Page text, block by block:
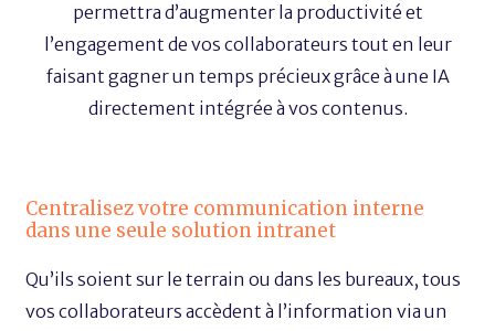
permettra d’augmenter la productivité et
l’engagement de vos collaborateurs tout en leur
faisant gagner un temps précieux grâce à une IA
directement intégrée à vos contenus.
Centralisez votre communication interne
dans une seule solution intranet
Qu’ils soient sur le terrain ou dans les bureaux, tous
vos collaborateurs accèdent à l’information via un